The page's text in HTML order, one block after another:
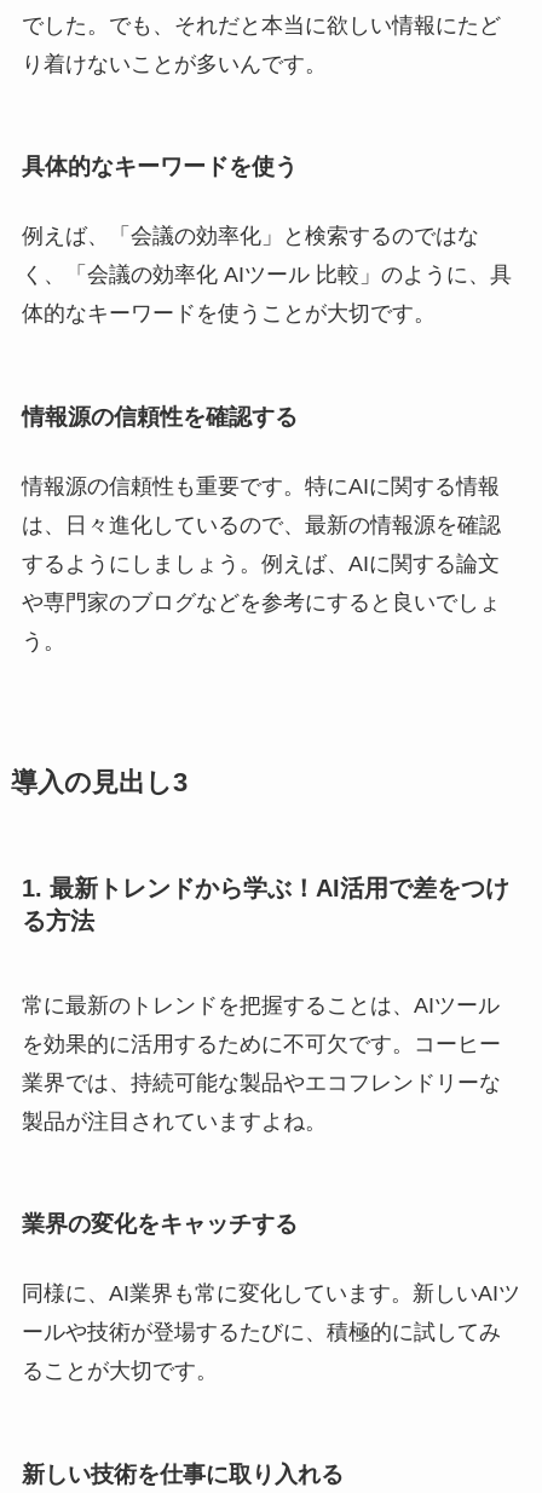
でした。でも、それだと本当に欲しい情報にたど
り着けないことが多いんです。
具体的なキーワードを使う
例えば、「会議の効率化」と検索するのではな
く、「会議の効率化 AIツール 比較」のように、具
体的なキーワードを使うことが大切です。
情報源の信頼性を確認する
情報源の信頼性も重要です。特にAIに関する情報
は、日々進化しているので、最新の情報源を確認
するようにしましょう。例えば、AIに関する論文
や専門家のブログなどを参考にすると良いでしょ
う。
導入の見出し3
1. 最新トレンドから学ぶ！AI活用で差をつけ
る方法
常に最新のトレンドを把握することは、AIツール
を効果的に活用するために不可欠です。コーヒー
業界では、持続可能な製品やエコフレンドリーな
製品が注目されていますよね。
業界の変化をキャッチする
同様に、AI業界も常に変化しています。新しいAIツ
ールや技術が登場するたびに、積極的に試してみ
ることが大切です。
新しい技術を仕事に取り入れる